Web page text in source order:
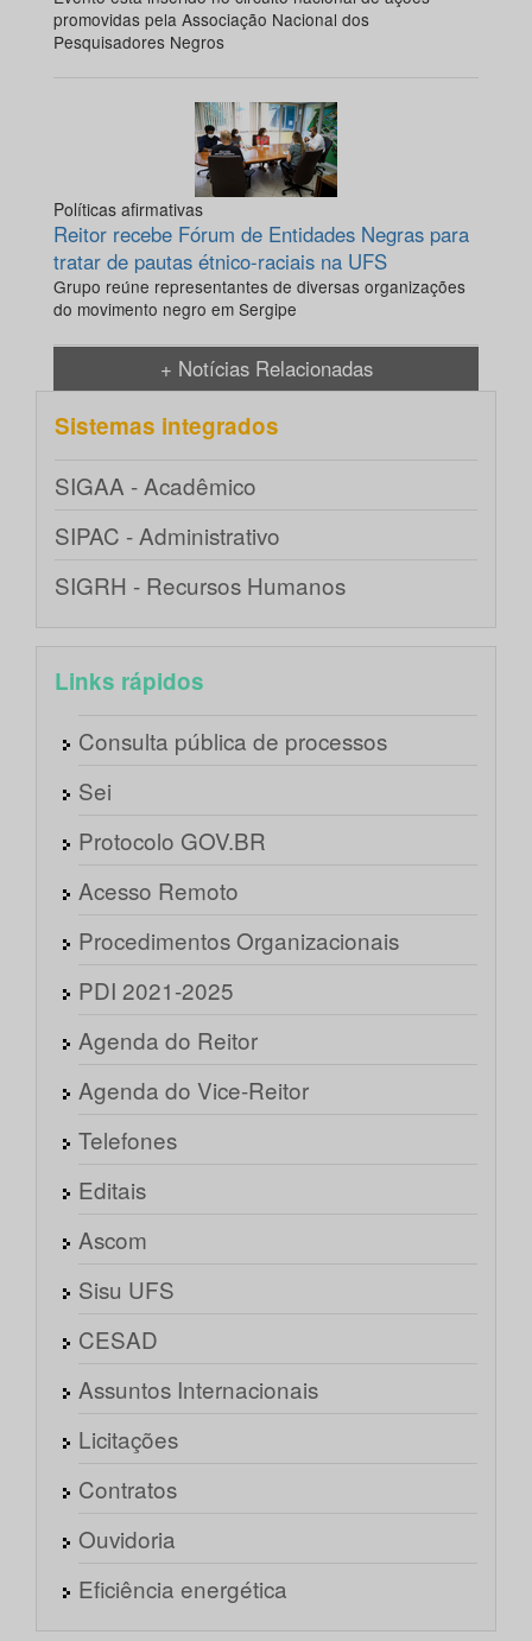
promovidas pela Associação Nacional dos
Pesquisadores Negros
Políticas afirmativas
Reitor recebe Fórum de Entidades Negras para
tratar de pautas étnico-raciais na UFS
Grupo reúne representantes de diversas organizações
do movimento negro em Sergipe
+ Notícias Relacionadas
Sistemas integrados
SIGAA - Acadêmico
SIPAC - Administrativo
SIGRH - Recursos Humanos
Links rápidos
Consulta pública de processos
Sei
Protocolo GOV.BR
Acesso Remoto
Procedimentos Organizacionais
PDI 2021-2025
Agenda do Reitor
Agenda do Vice-Reitor
Telefones
Editais
Ascom
Sisu UFS
CESAD
Assuntos Internacionais
Licitações
Contratos
Ouvidoria
Eficiência energética